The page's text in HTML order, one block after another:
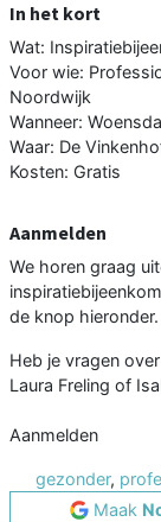
In het kort
Wat:
Voor wie:
Noordwijk
Wanneer:
Waar: De
Kosten: Gratis
Aanmelden
We horen graag
de knop hieronder.
Heb je vragen
Laura Freling of
Aanmelden
gezonder,
Maak